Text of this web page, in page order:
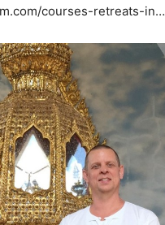
courses-retreats-in…